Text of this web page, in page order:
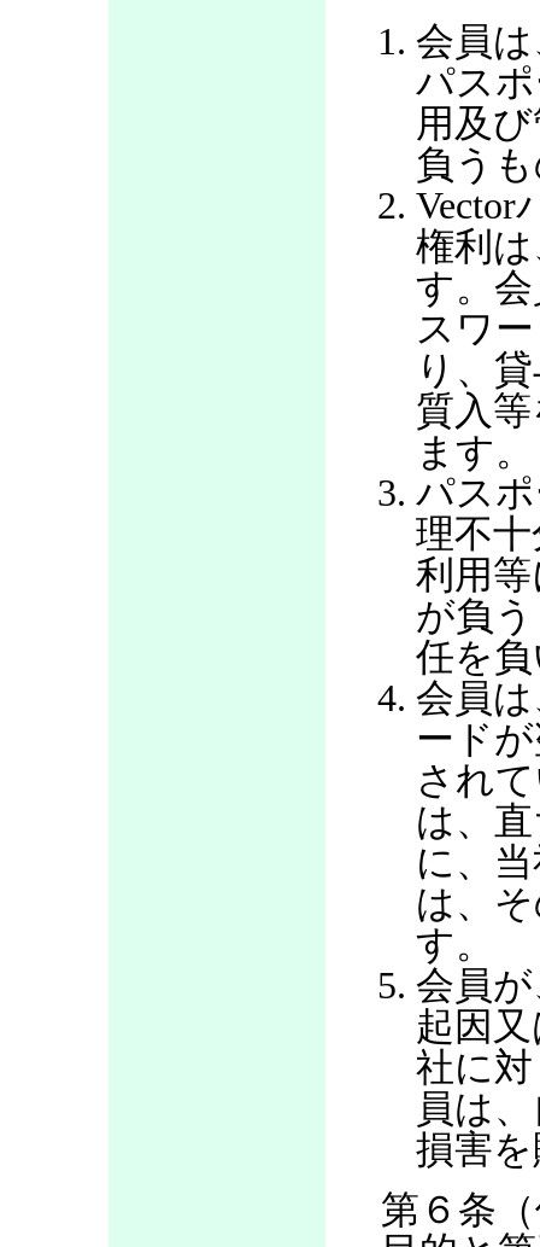
会員
パス
用及
負う
Vector
権利
す。
スワ
り、
質入
ます。
パス
理不
利用
が負
任を
会員
ード
され
は、
に、
は、
す。
会員
起因
社に
員は
損害
第６条